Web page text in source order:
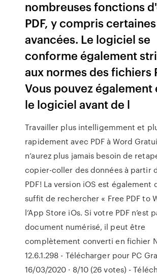
nombreuses fonctions
PDF, y compris certaines
avancées. Le logiciel se
conforme également
aux normes des fichiers
Vous pouvez également
le logiciel avant de l
Travailler plus intelligemment et
rapidement avec PDF à Word
n’aurez plus jamais besoin de
copier-coller des données à partir
PDF! La version iOS est également
suffit de rechercher « Free PDF to
l’App Store iOs. Si votre PDF n’est
document numérisé, il peut être
complètement converti en fichier
12.6.1.298 - Télécharger pour PC
16/03/2020 · 8/10 (26 votes) -